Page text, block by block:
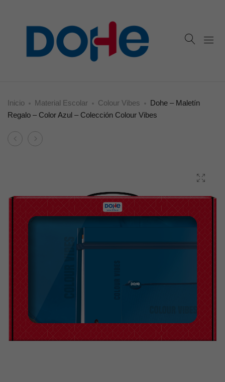
Inicio Material Escolar Colour Vibes
Dohe – Maletín
Regalo – Color Azul – Colección Colour Vibes
Product
Dohe
–
Color
Negro
Colección
Dohe
–
Color